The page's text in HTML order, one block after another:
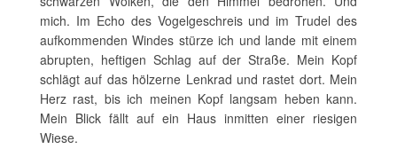
mich. Im Echo des Vogelgeschreis und im Trudel des
aufkommenden Windes stürze ich und lande mit einem
abrupten, heftigen Schlag auf der Straße. Mein Kopf
schlägt auf das hölzerne Lenkrad und rastet dort. Mein
Herz rast, bis ich meinen Kopf langsam heben kann.
Mein Blick fällt auf ein Haus inmitten einer riesigen
Wiese.